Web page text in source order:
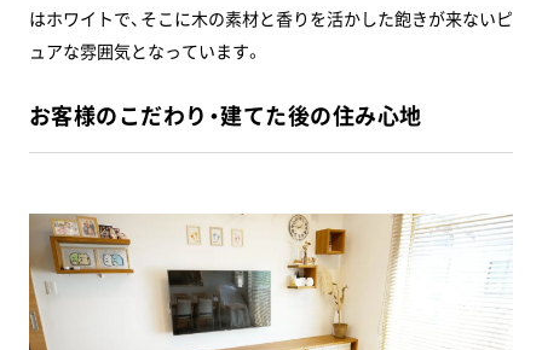
はホワイトで、そこに木の素材と香りを活かした飽きが来ないピ
ュアな雰囲気となっています。
お客様のこだわり・建てた後の住み心地